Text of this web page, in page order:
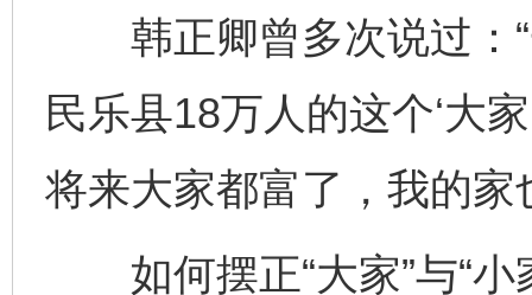
韩正卿曾多次说过：“
民乐县18万人的这个‘大
将来大家都富了，我的家
如何摆正“大家”与“小